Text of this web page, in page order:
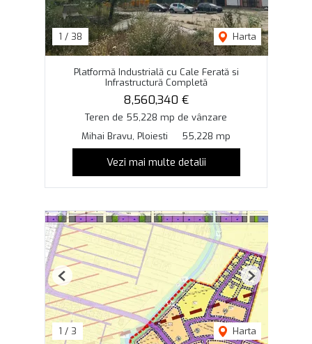
1 / 38 Harta
Platformă Industrială cu Cale Ferată si
Infrastructură Completă
8,560,340 €
Teren de 55,228 mp de vânzare
Mihai Bravu, Ploiesti
55,228 mp
Vezi mai multe detalii
1 / 3 Harta
Previous Next